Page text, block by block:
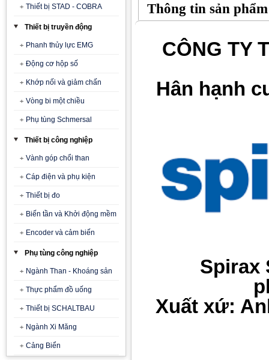
Thiết bị STAD - COBRA
Thiết bị truyền động
Phanh thủy lực EMG
Động cơ hộp số
Khớp nối và giảm chấn
Vòng bi một chiều
Phụ tùng Schmersal
Thiết bị công nghiệp
Vành góp chổi than
Cáp điện và phụ kiện
Thiết bị đo
Biến tần và Khởi động mềm
Encoder và cảm biến
Phụ tùng công nghiệp
Ngành Than - Khoáng sản
Thực phẩm đồ uống
Thiết bị SCHALTBAU
Ngành Xi Măng
Cảng Biển
Thông tin sản phẩm
CÔNG TY
Hân hạnh
Spirax
Xuất xứ: